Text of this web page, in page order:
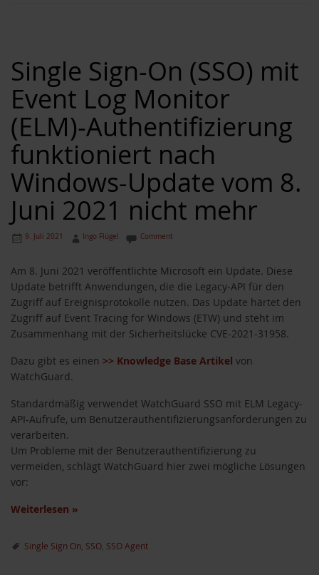
Single Sign-On (SSO) mit
Event Log Monitor
(ELM)-Authentifizierung
funktioniert nach
Windows-Update vom 8.
Juni 2021 nicht mehr
9. Juli 2021 Ingo Flügel Comment
Am 8. Juni 2021 veröffentlichte Microsoft ein Update. Diese
Update betrifft Anwendungen, die die Legacy-API für den
Zugriff auf Ereignisprotokolle nutzen. Das Update härtet den
Zugriff auf Event Tracing for Windows (ETW) und steht im
Zusammenhang mit der Sicherheitslücke CVE-2021-31958.
Dazu gibt es einen >> Knowledge Base Artikel von
WatchGuard.
Standardmäßig verwendet WatchGuard SSO mit ELM Legacy-
API-Aufrufe, um Benutzerauthentifizierungsanforderungen zu
verarbeiten.
Um Probleme mit der Benutzerauthentifizierung zu
vermeiden, schlägt WatchGuard hier zwei mögliche Lösungen
vor:
Weiterlesen »
Single Sign On SSO SSO Agent